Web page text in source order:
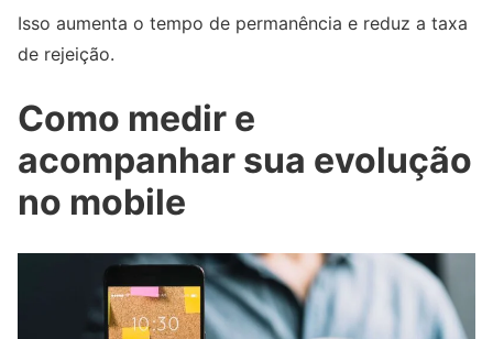
Isso aumenta o tempo de permanência e reduz a taxa
de rejeição.
Como medir e
acompanhar sua evolução
no mobile